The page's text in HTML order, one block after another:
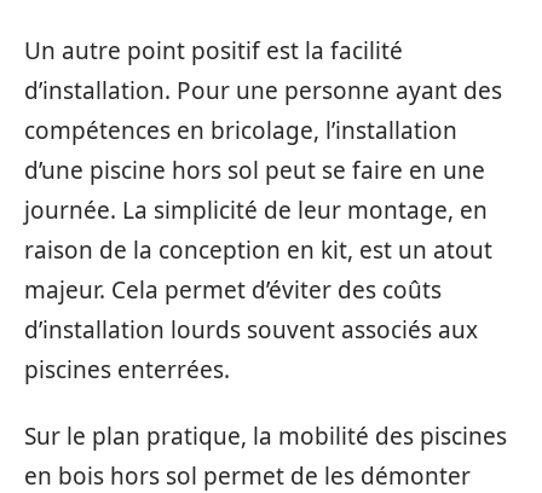
Un autre point positif est la facilité
d’installation. Pour une personne ayant des
compétences en bricolage, l’installation
d’une piscine hors sol peut se faire en une
journée. La simplicité de leur montage, en
raison de la conception en kit, est un atout
majeur. Cela permet d’éviter des coûts
d’installation lourds souvent associés aux
piscines enterrées.
Sur le plan pratique, la mobilité des piscines
en bois hors sol permet de les démonter